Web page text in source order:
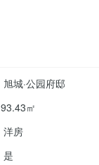
旭城·公园府邸
93.43㎡
洋房
是